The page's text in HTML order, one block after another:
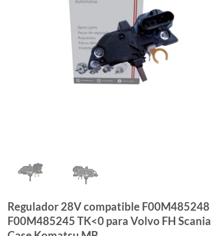
Regulador 28V compatible F00M485248
F00M485245 TK<0 para Volvo FH Scania